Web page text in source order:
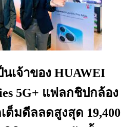
เจ้าของ HUAWEI
5G+ แฟลกชิปกล้อง
ต็มดีลลดสูงสุด 19,400